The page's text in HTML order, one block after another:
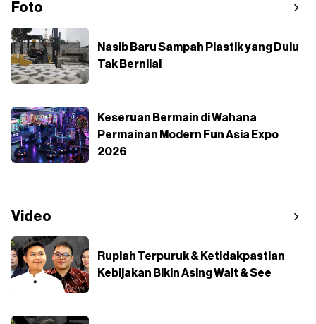
Foto
Nasib Baru Sampah Plastik yang Dulu
Tak Bernilai
Keseruan Bermain di Wahana
Permainan Modern Fun Asia Expo
2026
Video
Rupiah Terpuruk & Ketidakpastian
Kebijakan Bikin Asing Wait & See